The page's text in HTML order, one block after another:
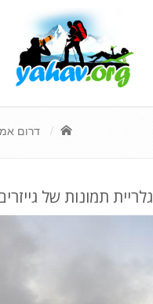
דרום
גלריית תמונות של